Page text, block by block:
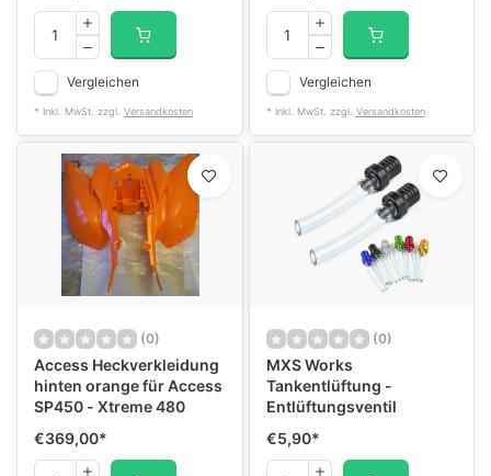
Vergleichen
* Inkl. MwSt. zzgl. Versandkosten
Vergleichen
* Inkl. MwSt. zzgl. Versandkosten
(0)
Access Heckverkleidung
hinten orange für Access
SP450 - Xtreme 480
€369,00*
(0)
MXS Works
Tankentlüftung -
Entlüftungsventil
€5,90*